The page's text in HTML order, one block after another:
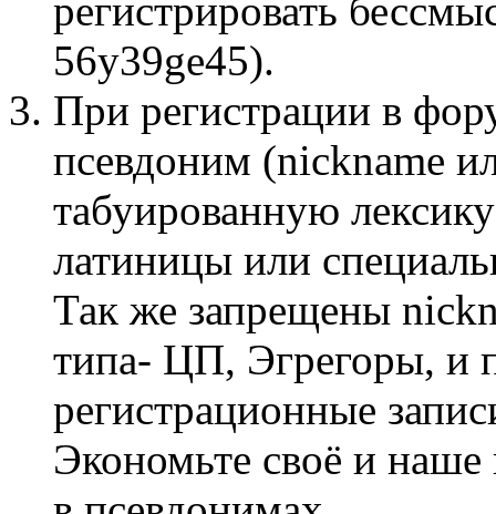
регистрировать
56y39ge45).
При регистрации в
псевдоним (nickname
табуированную
латиницы или
Так же запрещены
типа- ЦП, Эгрегоры, и
регистрационные
Экономьте своё и